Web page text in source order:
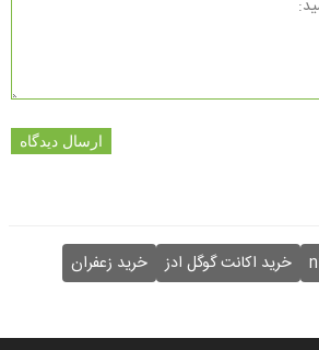
ارسال دیدگاه
خرید اکانت گوگل ادز
خرید زعفران